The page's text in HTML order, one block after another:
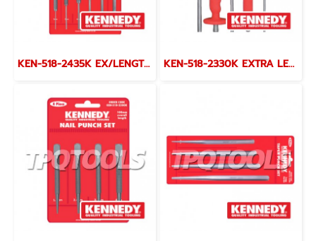
KEN-518-2435K EX/LENGTH INSERTED PIN PUNCHES 6-PCE SET KEN-518-2330K EXTRA LENGTH INSERTED PIN PUNCH SET (5-PCE)